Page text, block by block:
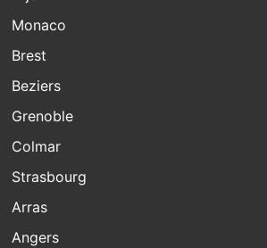
Monaco
Brest
Beziers
Grenoble
Colmar
Strasbourg
Arras
Angers